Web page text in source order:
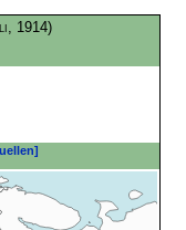
, 1914)